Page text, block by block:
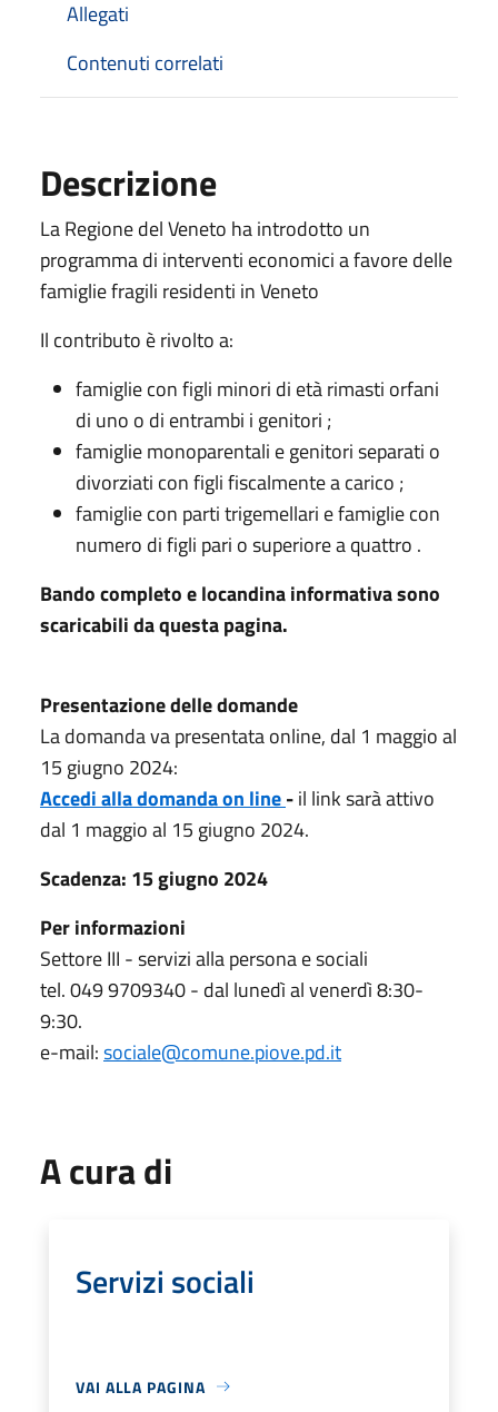
Allegati
Contenuti correlati
Descrizione
La Regione del Veneto ha introdotto un
programma di interventi economici a favore delle
famiglie fragili residenti in Veneto
Il contributo è rivolto a:
famiglie con figli minori di età rimasti orfani
di uno o di entrambi i genitori ;
famiglie monoparentali e genitori separati o
divorziati con figli fiscalmente a carico ;
famiglie con parti trigemellari e famiglie con
numero di figli pari o superiore a quattro .
Bando completo e locandina informativa sono
scaricabili da questa pagina.
Presentazione delle domande
La domanda va presentata online, dal 1 maggio al
15 giugno 2024:
Accedi alla domanda on line-il link sarà attivo
dal 1 maggio al 15 giugno 2024.
Scadenza: 15 giugno 2024
Per informazioni
Settore III - servizi alla persona e sociali
tel. 049 9709340 - dal lunedì al venerdì 8:30-
9:30.
e-mail:sociale@comune.piove.pd.it
A cura di
Servizi sociali
VAI ALLA PAGINA